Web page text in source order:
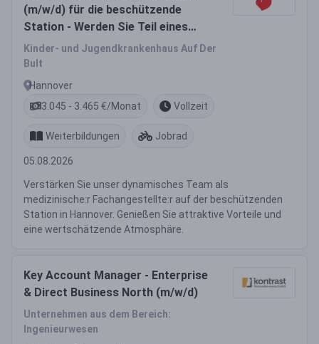
(m/w/d) für die beschützende
Station - Werden Sie Teil eines
dynamischen Teams!
Kinder- und Jugendkrankenhaus Auf Der
Bult
Hannover
3.045 - 3.465 €/Monat
Vollzeit
Weiterbildungen Jobrad
05.08.2026
Verstärken Sie unser dynamisches Team als
medizinische:r Fachangestellte:r auf der beschützenden
Station in Hannover. Genießen Sie attraktive Vorteile und
eine wertschätzende Atmosphäre.
Key Account Manager - Enterprise
& Direct Business North (m/w/d)
Unternehmen aus dem Bereich:
Ingenieurwesen